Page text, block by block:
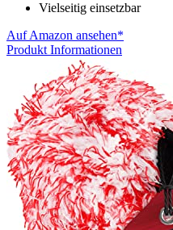
Vielseitig einsetzbar
Auf Amazon ansehen*
Produkt Informationen